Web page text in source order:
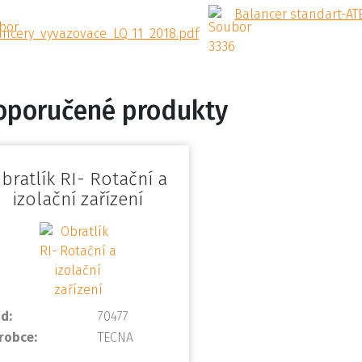
Balancer standart-
produkty
RI- Rotační a
izolační zařízení
70477
TECNA